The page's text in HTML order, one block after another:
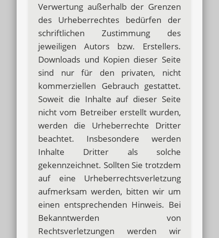
Verwertung außerhalb der Grenzen
des Urheberrechtes bedürfen der
schriftlichen Zustimmung des
jeweiligen Autors bzw. Erstellers.
Downloads und Kopien dieser Seite
sind nur für den privaten, nicht
kommerziellen Gebrauch gestattet.
Soweit die Inhalte auf dieser Seite
nicht vom Betreiber erstellt wurden,
werden die Urheberrechte Dritter
beachtet. Insbesondere werden
Inhalte Dritter als solche
gekennzeichnet. Sollten Sie trotzdem
auf eine Urheberrechtsverletzung
aufmerksam werden, bitten wir um
einen entsprechenden Hinweis. Bei
Bekanntwerden von
Rechtsverletzungen werden wir